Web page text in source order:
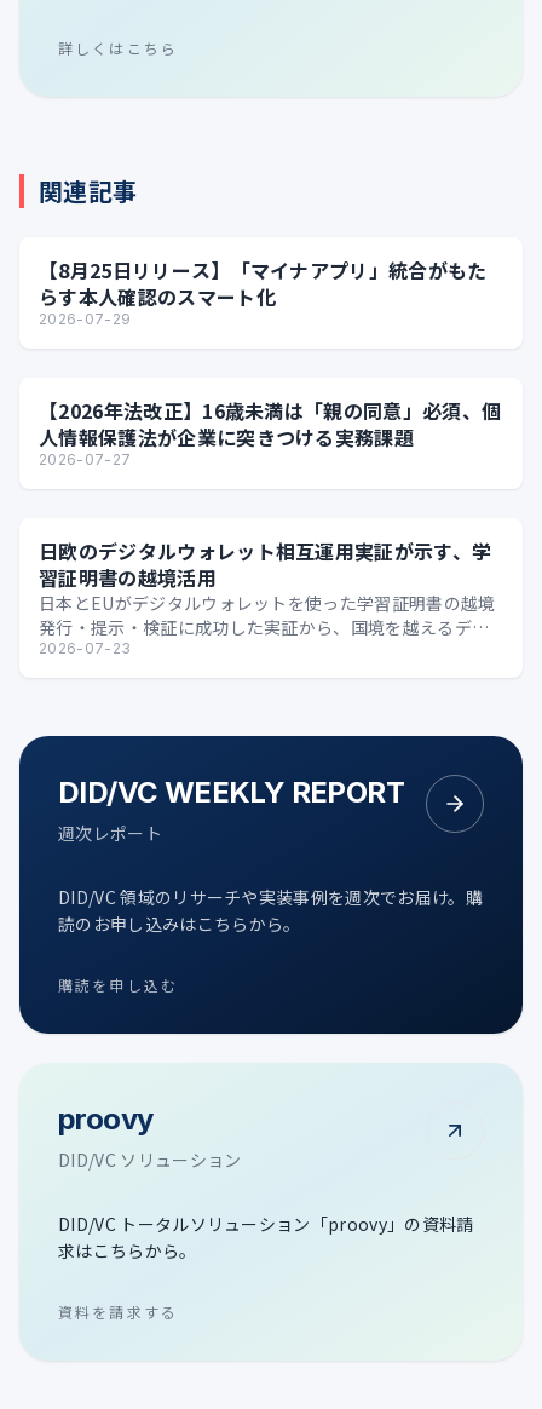
詳しくはこちら
関連記事
【8月25日リリース】「マイナアプリ」統合がもた
らす本人確認のスマート化
2026-07-29
【2026年法改正】16歳未満は「親の同意」必須、個
人情報保護法が企業に突きつける実務課題
2026-07-27
日欧のデジタルウォレット相互運用実証が示す、学
習証明書の越境活用
日本とEUがデジタルウォレットを使った学習証明書の越境
発行・提示・検証に成功した実証から、国境を越えるデジ
タル証明の可能性を整理します。
2026-07-23
DID/VC WEEKLY REPORT
週次レポート
DID/VC 領域のリサーチや実装事例を週次でお届け。購
読のお申し込みはこちらから。
購読を申し込む
proovy
DID/VC ソリューション
DID/VC トータルソリューション「proovy」の資料請
求はこちらから。
資料を請求する